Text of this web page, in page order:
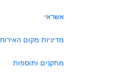
אשראי
מדיניות מקום האירוח
מתקנים ותוספות